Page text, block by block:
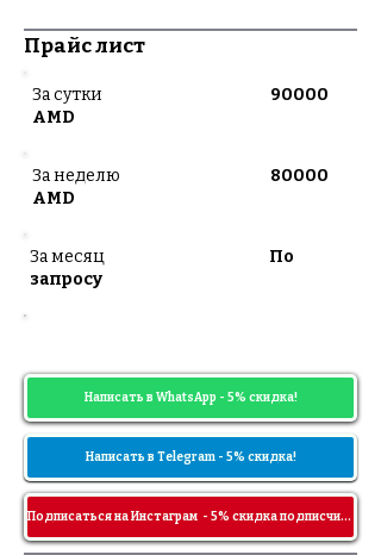
Прайс лист
За сутки 90000
AMD
За неделю 80000
AMD
За месяц По
запросу
Написать в WhatsApp - 5% скидка!
Написать в Telegram - 5% скидка!
Подписаться на Инстаграм - 5% скидка подписчикам!